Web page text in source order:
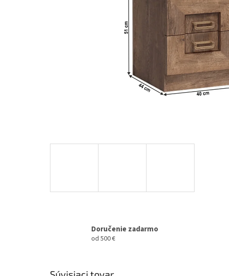
Doručenie zadarmo
od 500 €